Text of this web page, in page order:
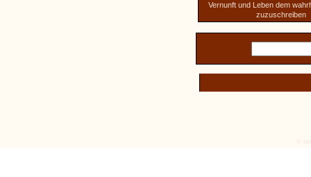
Vernunft und Leben dem
zuzuschreiben